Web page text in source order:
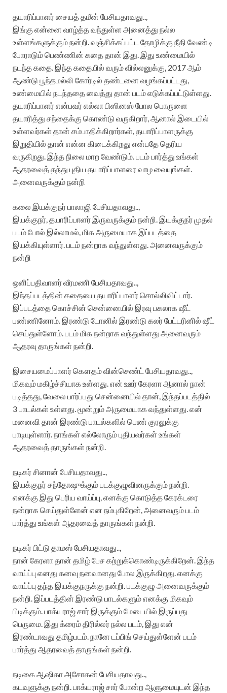
தயாரிப்பாளர் சையத் தமீன் பேசியதாவது..,
இங்கு என்னை வாழ்த்த வந்துள்ள அனைத்து நல்ல
உள்ளங்களுக்கும் நன்றி. வஞ்சிக்கப்பட்ட தோழிக்கு நீதி வேண்டி
போராடும் பெண்ணின் கதை தான் இது. இது உண்மையில்
நடந்த கதை. இந்த கதையில் வரும் வில்லனுக்கு, 2017 ஆம்
ஆண்டு பூந்தமல்லி கோர்டில் தண்டனை வழங்கப்பட்டது,
உண்மையில் நடந்ததை வைத்து தான் படம் எடுக்கப்பட்டுள்ளது.
தயாரிப்பாளர் என்பவர் எல்லா பிஸினஸ் போல பொருளை
தயாரித்து சந்தைக்கு கொண்டு வருகிறார், ஆனால் இடையில்
உள்ளவர்கள் தான் சம்பாதிக்கிறார்கள், தயாரிப்பாளருக்கு
இறுதியில் தான் என்ன கிடைக்கிறது என்பதே தெரிய
வருகிறது. இந்த நிலை மாற வேண்டும். படம் பார்த்து உங்கள்
ஆதரவைத் தந்து புதிய தயாரிப்பாளரை வாழ வையுங்கள்.
அனைவருக்கும் நன்றி
கலை இயக்குநர் பாலாஜி பேசியதாவது..,
இயக்குநர், தயாரிப்பாளர் இருவருக்கும் நன்றி. இயக்குநர் முதல்
படம் போல் இல்லாமல், மிக அருமையாக இப்படத்தை
இயக்கியுள்ளார். படம் நன்றாக வந்துள்ளது. அனைவருக்கும்
நன்றி
ஒளிப்பதிவாளர் வீரமணி பேசியதாவது..,
இந்தப்படத்தின் கதையை தயாரிப்பாளர் சொல்லிவிட்டார்.
இப்படத்தை கொச்சின் சென்னையில் இரவு பகலாக ஷீட்
பண்ணினோம். இரண்டு டோனில் இரண்டு கலர் பேட்டரினில் ஷீட்
செய்துள்ளோம். படம் மிக நன்றாக வந்துள்ளது அனைவரும்
ஆதரவு தாருங்கள் நன்றி.
இசையமைப்பாளர் கௌதம் வின்செண்ட் பேசியதாவது..,
மிகவும் மகிழ்ச்சியாக உள்ளது. என் ஊர் கேரளா ஆனால் நான்
படித்தது, வேலை பார்ப்பது சென்னையில் தான், இந்தப்படத்தில்
3 பாடல்கள் உள்ளது. மூன்றும் அருமையாக வந்துள்ளது. என்
மனைவி தான் இரண்டு பாடல்களில் பெண் குரலுக்கு
பாடியுள்ளார். நாங்கள் எல்லோரும் புதியவர்கள் உங்கள்
ஆதரவைத் தாருங்கள் நன்றி.
நடிகர் சினான் பேசியதாவது..,
இயக்குநர் சந்தோஷுக்கும் படக்குழுவினருக்கும் நன்றி.
எனக்கு இது பெரிய வாய்ப்பு, எனக்கு கொடுத்த கேரக்டரை
நன்றாக செய்துள்ளேன் என நம்புகிறேன், அனைவரும் படம்
பார்த்து உங்கள் ஆதரவைத் தாருங்கள் நன்றி.
நடிகர் பிட்டு தாமஸ் பேசியதாவது..,
நான் கேரளா தான் தமிழ் பேச கற்றுக்கொண்டிருக்கிறேன். இந்த
வாய்ப்பு எனது கனவு நனவானது போல இருக்கிறது. எனக்கு
வாய்ப்பு தந்த இயக்குநருக்கு நன்றி. படக்குழு அனைவருக்கும்
நன்றி. இப்படத்தின் இரண்டு பாடல்களும் எனக்கு மிகவும்
பிடிக்கும். பாக்யராஜ் சார் இருக்கும் மேடையில் இருப்பது
பெருமை. இது க்ரைம் திரில்லர் நல்ல படம், இது என்
இரண்டாவது தமிழ்படம். நானே டப்பிங் செய்துள்ளேன் படம்
பார்த்து ஆதரவைத் தாருங்கள் நன்றி.
நடிகை ஆஷிகா அசோகன் பேசியதாவது..,
கடவுளுக்கு நன்றி. பாக்யராஜ் சார் போன்ற ஆளுமையுடன் இந்த